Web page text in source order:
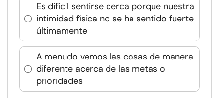
Es difícil sentirse cerca porque nuestra
intimidad física no se ha sentido fuerte
últimamente
A menudo vemos las cosas de manera
diferente acerca de las metas o
prioridades